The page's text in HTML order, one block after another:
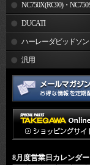
NC750X(RC90)・
DUCATI
ハーレーダビッドソ
スター汎用
8月度営業日カレンダー